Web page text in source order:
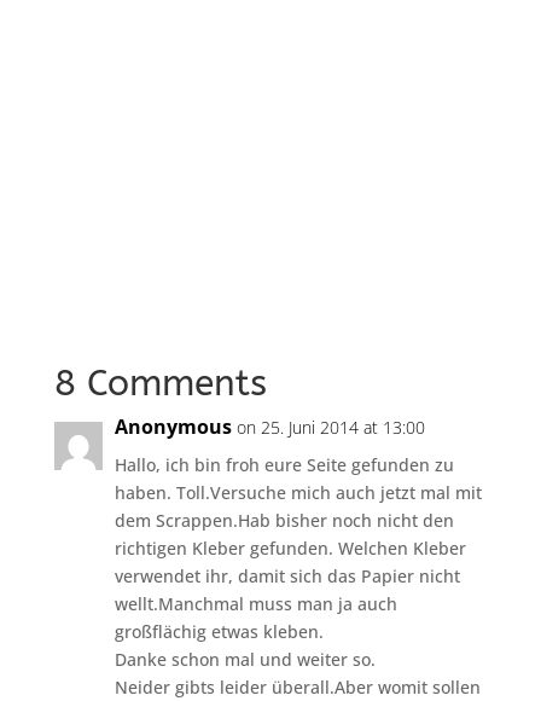
8 Comments
Anonymous on 25. Juni 2014 at 13:00
Hallo, ich bin froh eure Seite gefunden zu
haben. Toll.Versuche mich auch jetzt mal mit
dem Scrappen.Hab bisher noch nicht den
richtigen Kleber gefunden. Welchen Kleber
verwendet ihr, damit sich das Papier nicht
wellt.Manchmal muss man ja auch
großflächig etwas kleben.
Danke schon mal und weiter so.
Neider gibts leider überall.Aber womit sollen